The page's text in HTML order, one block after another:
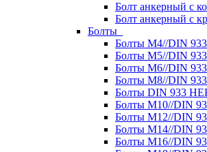
Болт анкерный с
Болт анкерный с
Болты
Болты М4//DIN 933
Болты М5//DIN 933
Болты М6//DIN 933
Болты М8//DIN 933
Болты DIN 933
Болты М10//DIN
Болты М12//DIN
Болты М14//DIN
Болты М16//DIN